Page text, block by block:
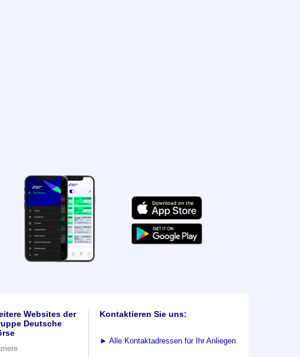
Websites der
Deutsche
Kontaktieren Sie uns:
► Alle Kontaktadressen für Ihr Anliegen